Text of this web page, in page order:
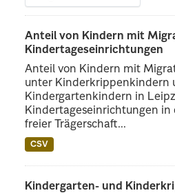
Anteil von Kindern mit
Kindertageseinrichtungen
Anteil von Kindern mit
unter Kinderkrippenkindern
Kindergartenkindern in
Kindertageseinrichtungen in
freier Trägerschaft...
CSV
Kindergarten- und